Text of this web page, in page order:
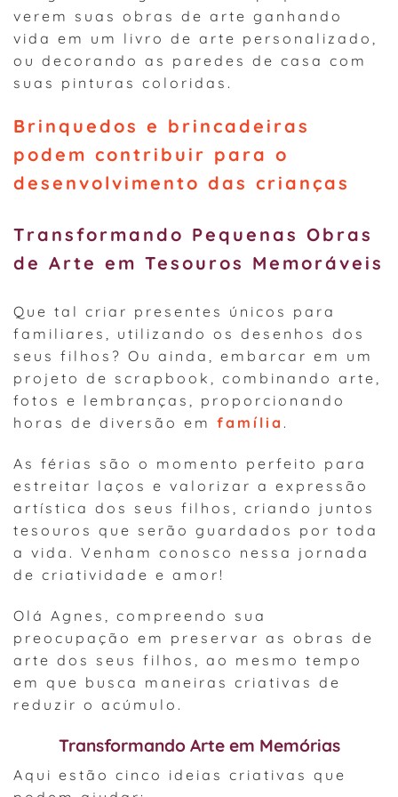
verem suas obras de arte ganhando
vida em um livro de arte personalizado,
ou decorando as paredes de casa com
suas pinturas coloridas.
Brinquedos e brincadeiras
podem contribuir para o
desenvolvimento das crianças
Transformando Pequenas Obras
de Arte em Tesouros Memoráveis
Que tal criar presentes únicos para
familiares, utilizando os desenhos dos
seus filhos? Ou ainda, embarcar em um
projeto de scrapbook, combinando arte,
fotos e lembranças, proporcionando
horas de diversão em família .
As férias são o momento perfeito para
estreitar laços e valorizar a expressão
artística dos seus filhos, criando juntos
tesouros que serão guardados por toda
a vida. Venham conosco nessa jornada
de criatividade e amor!
Olá Agnes, compreendo sua
preocupação em preservar as obras de
arte dos seus filhos, ao mesmo tempo
em que busca maneiras criativas de
reduzir o acúmulo.
Transformando Arte em Memórias
Aqui estão cinco ideias criativas que